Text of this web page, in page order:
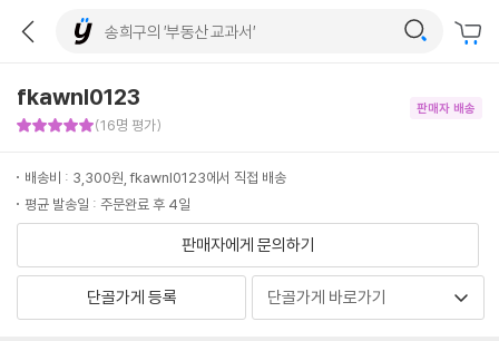
fkawnl0123
(16명 평가)
판매자 배송
배송비 : 3,300원, fkawnl0123에서 직접 배송
평균 발송일 : 주문완료 후 4일
판매자에게 문의하기
단골가게 등록